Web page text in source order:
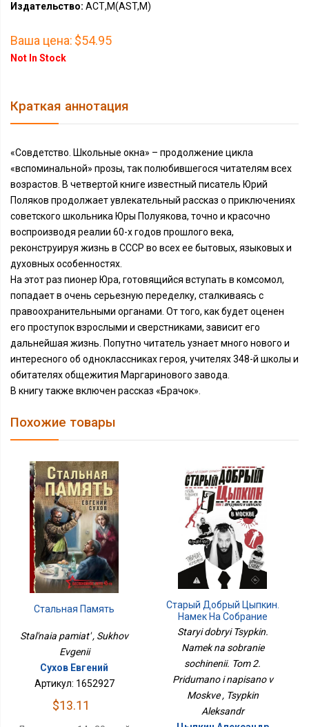
Издательство: АСТ,М(AST,M)
Ваша цена: $54.95
Not In Stock
Краткая аннотация
«Совдетство. Школьные окна» – продолжение цикла
«вспоминальной» прозы, так полюбившегося читателям всех
возрастов. В четвертой книге известный писатель Юрий
Поляков продолжает увлекательный рассказ о приключениях
советского школьника Юры Полуякова, точно и красочно
воспроизводя реалии 60-х годов прошлого века,
реконструируя жизнь в СССР во всех ее бытовых, языковых и
духовных особенностях.
На этот раз пионер Юра, готовящийся вступать в комсомол,
попадает в очень серьезную переделку, сталкиваясь с
правоохранительными органами. От того, как будет оценен
его проступок взрослыми и сверстниками, зависит его
дальнейшая жизнь. Попутно читатель узнает много нового и
интересного об одноклассниках героя, учителях 348-й школы и
обитателях общежития Маргаринового завода.
В книгу также включен рассказ «Брачок».
Похожие товары
Стальная Память
Stal'naia pamiat' , Sukhov
Evgenii
Сухов Евгений
Артикул: 1652927
$13.11
Старый Добрый Цыпкин.
Намек На Собрание
Сочинений. Том 2.
Придумано И Написано
В Москве
Staryi dobryi Tsypkin.
Namek na sobranie
sochinenii. Tom 2.
Pridumano i napisano v
Moskve , Tsypkin
Aleksandr